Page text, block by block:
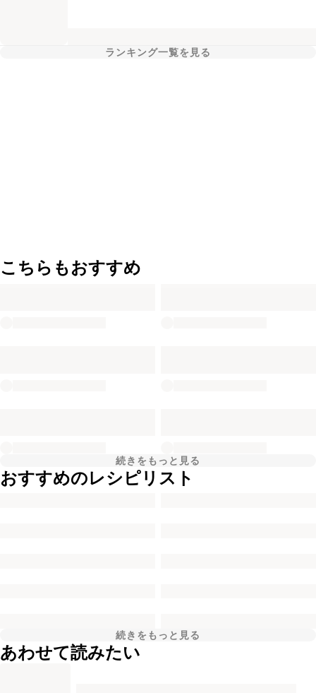
ランキング一覧を見る
こちらもおすすめ
続きをもっと見る
おすすめのレシピリスト
続きをもっと見る
あわせて読みたい